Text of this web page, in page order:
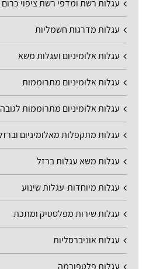
עגלות רשת ומדפי רשת ציפוי כרום
עגלות מדרגות חשמליות
עגלות אלומיניום ועגלות משא
עגלות אלומיניום מתרוממות
עגלות אלומיניום מתרוממות לגובה
עגלות מתקפלות מאלומיניום
עגלות משא עגלות ברזל
עגלות מיוחדות-עגלות שינוע
עגלות שירות מפלסטיק ומתכת
עגלות אוניברסליות
עגלות פלטפורמה